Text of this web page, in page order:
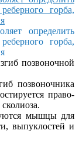
определить
горба,
позвоночной
позвоночника
право-
мышцы для
выпуклостей и